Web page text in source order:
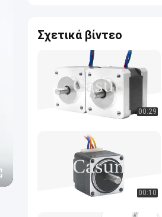
Σχετικά βίντεο
00:29
00:10